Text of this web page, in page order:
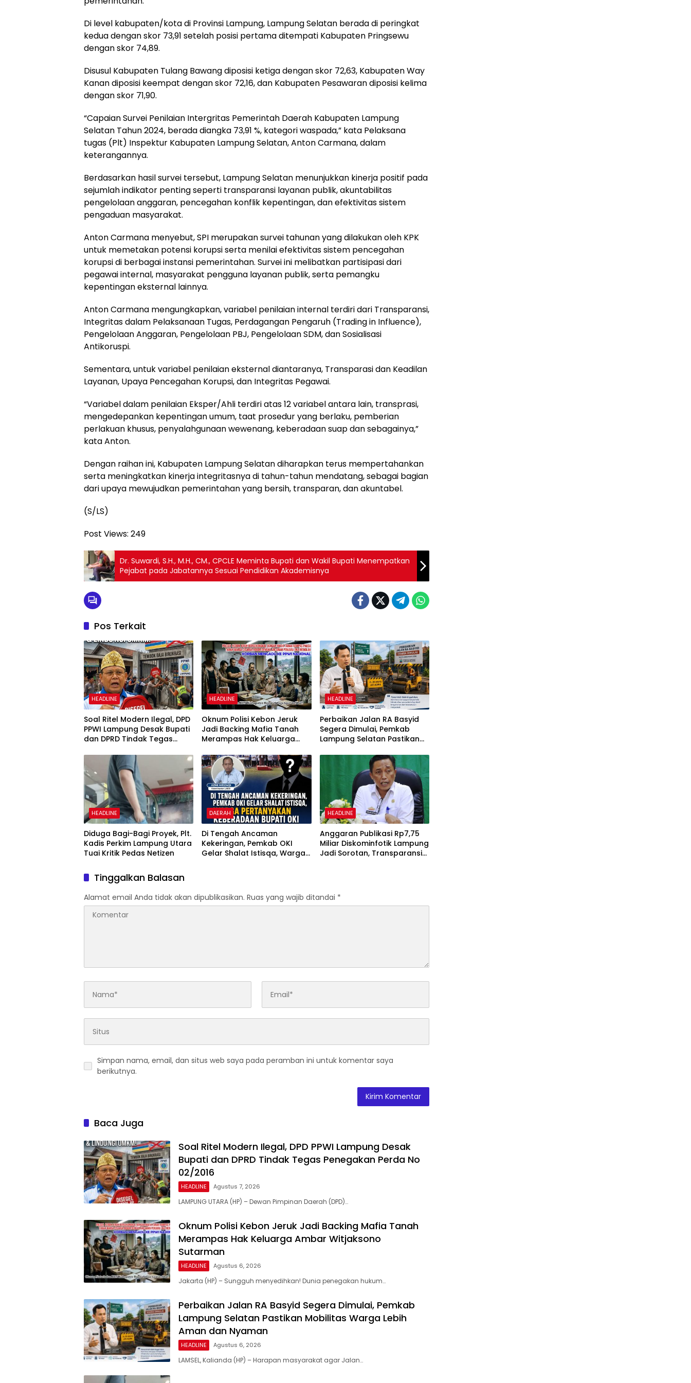
Di level kabupaten/kota di Provinsi Lampung, Lampung Selatan berada di peringkat
kedua dengan skor 73,91 setelah posisi pertama ditempati Kabupaten Pringsewu
dengan skor 74,89.
Disusul Kabupaten Tulang Bawang diposisi ketiga dengan skor 72,63, Kabupaten Way
Kanan diposisi keempat dengan skor 72,16, dan Kabupaten Pesawaran diposisi kelima
dengan skor 71,90.
“Capaian Survei Penilaian Intergritas Pemerintah Daerah Kabupaten Lampung
Selatan Tahun 2024, berada diangka 73,91 %, kategori waspada,” kata Pelaksana
tugas (Plt) Inspektur Kabupaten Lampung Selatan, Anton Carmana, dalam
keterangannya.
Berdasarkan hasil survei tersebut, Lampung Selatan menunjukkan kinerja positif pada
sejumlah indikator penting seperti transparansi layanan publik, akuntabilitas
pengelolaan anggaran, pencegahan konflik kepentingan, dan efektivitas sistem
pengaduan masyarakat.
Anton Carmana menyebut, SPI merupakan survei tahunan yang dilakukan oleh KPK
untuk memetakan potensi korupsi serta menilai efektivitas sistem pencegahan
korupsi di berbagai instansi pemerintahan. Survei ini melibatkan partisipasi dari
pegawai internal, masyarakat pengguna layanan publik, serta pemangku
kepentingan eksternal lainnya.
Anton Carmana mengungkapkan, variabel penilaian internal terdiri dari Transparansi,
Integritas dalam Pelaksanaan Tugas, Perdagangan Pengaruh (Trading in Influence),
Pengelolaan Anggaran, Pengelolaan PBJ, Pengelolaan SDM, dan Sosialisasi
Antikoruspi.
Sementara, untuk variabel penilaian eksternal diantaranya, Transparasi dan Keadilan
Layanan, Upaya Pencegahan Korupsi, dan Integritas Pegawai.
“Variabel dalam penilaian Eksper/Ahli terdiri atas 12 variabel antara lain, transprasi,
mengedepankan kepentingan umum, taat prosedur yang berlaku, pemberian
perlakuan khusus, penyalahgunaan wewenang, keberadaan suap dan sebagainya,”
kata Anton.
Dengan raihan ini, Kabupaten Lampung Selatan diharapkan terus mempertahankan
serta meningkatkan kinerja integritasnya di tahun-tahun mendatang, sebagai bagian
dari upaya mewujudkan pemerintahan yang bersih, transparan, dan akuntabel.
(S/LS)
Post Views: 249
Dr. Suwardi, S.H., M.H., CM., CPCLE Meminta Bupati dan Wakil Bupati Menempatkan
Pejabat pada Jabatannya Sesuai Pendidikan Akademisnya
Pos Terkait
HEADLINE
Soal Ritel Modern Ilegal, DPD
PPWI Lampung Desak Bupati
dan DPRD Tindak Tegas
02/2016
HEADLINE
Oknum Polisi Kebon Jeruk
Jadi Backing Mafia Tanah
Merampas Hak Keluarga
HEADLINE
Perbaikan Jalan RA Basyid
Segera Dimulai, Pemkab
Lampung Selatan Pastikan
dan Nyaman
HEADLINE
Diduga Bagi-Bagi Proyek, Plt.
Kadis Perkim Lampung Utara
Tuai Kritik Pedas Netizen
DAERAH
Di Tengah Ancaman
Kekeringan, Pemkab OKI
Gelar Shalat Istisqa, Warga
HEADLINE
Anggaran Publikasi Rp7,75
Miliar Diskominfotik Lampung
Jadi Sorotan, Transparansi
Tinggalkan Balasan
Alamat email Anda tidak akan dipublikasikan. Ruas yang wajib ditandai *
Simpan nama, email, dan situs web saya pada peramban ini untuk komentar saya
berikutnya.
Baca Juga
Soal Ritel Modern Ilegal, DPD PPWI Lampung Desak
Bupati dan DPRD Tindak Tegas Penegakan Perda No
02/2016
HEADLINE Agustus 7, 2026
LAMPUNG UTARA (HP) – Dewan Pimpinan Daerah (DPD)…
Oknum Polisi Kebon Jeruk Jadi Backing Mafia Tanah
Merampas Hak Keluarga Ambar Witjaksono
Sutarman
HEADLINE Agustus 6, 2026
Jakarta (HP) – Sungguh menyedihkan! Dunia penegakan hukum…
Perbaikan Jalan RA Basyid Segera Dimulai, Pemkab
Lampung Selatan Pastikan Mobilitas Warga Lebih
Aman dan Nyaman
HEADLINE Agustus 6, 2026
LAMSEL, Kalianda (HP) – Harapan masyarakat agar Jalan…